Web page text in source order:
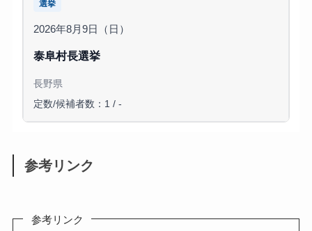
選挙
2026年8月9日（日）
泰阜村長選挙
長野県
定数/候補者数：1 / -
参考リンク
参考リンク